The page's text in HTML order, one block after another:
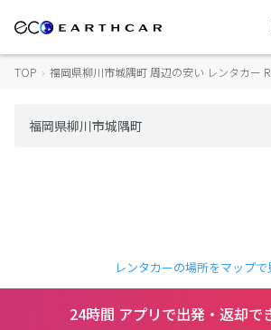
TOP › 福岡県柳川市城隅町 周辺の安い レンタカー
レンタカーの場所をマップで
24時間 アプリで出発・返却で